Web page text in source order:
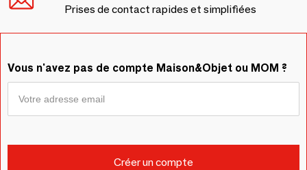
Prises de contact rapides et simplifiées
Vous n'avez pas de compte Maison&Objet ou MOM ?